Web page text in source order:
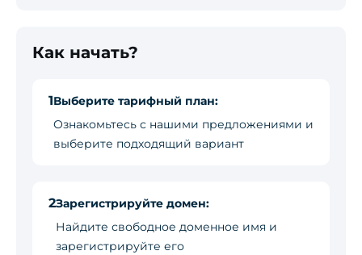
Как начать?
1Выберите тарифный план:
Ознакомьтесь с нашими предложениями и
выберите подходящий вариант
2Зарегистрируйте домен:
Найдите свободное доменное имя и
зарегистрируйте его